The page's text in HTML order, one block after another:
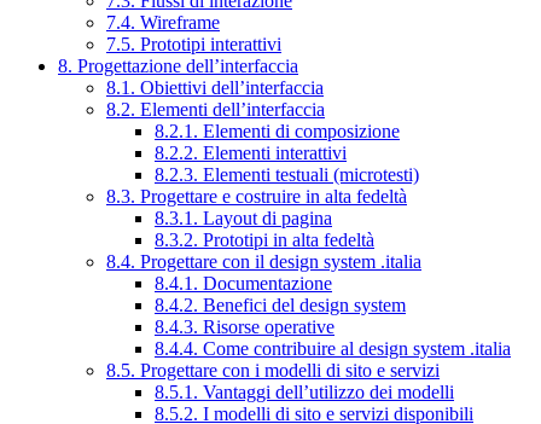
7.4. Wireframe
7.5. Prototipi interattivi
8. Progettazione dell’interfaccia
8.1. Obiettivi dell’interfaccia
8.2. Elementi dell’interfaccia
8.2.1. Elementi di composizione
8.2.2. Elementi interattivi
8.2.3. Elementi testuali (microtesti)
8.3. Progettare e costruire in alta fedeltà
8.3.1. Layout di pagina
8.3.2. Prototipi in alta fedeltà
8.4. Progettare con il design system .italia
8.4.1. Documentazione
8.4.2. Benefici del design system
8.4.3. Risorse operative
8.4.4. Come contribuire al design system .italia
8.5. Progettare con i modelli di sito e servizi
8.5.1. Vantaggi dell’utilizzo dei modelli
8.5.2. I modelli di sito e servizi disponibili